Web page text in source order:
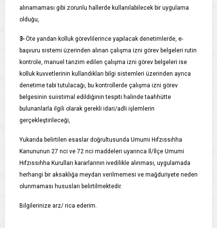
alınamaması gibi zorunlu hallerde kullanılabilecek bir uygulama
olduğu,
3-Öte yandan kolluk görevlilerince yapılacak denetimlerde, e­-
başvuru sistemi üzerinden alınan çalışma izni görev belgeleri rutin
kontrole, manuel tanzim edilen çalışma izni görev belgeleri ise
kolluk kuvvetlerinin kullandıkları bilgi sistemleri üzerinden ayrıca
denetime tabi tutulacağı, bu kontrollerde çalışma izni görev
belgesinin suiistimal edildiğinin tespiti halinde taahhütte
bulunanlarla ilgili olarak gerekli idari/adli işlemlerin
gerçekleştirileceği,
Yukarıda belirtilen esaslar doğrultusunda Umumi Hıfzıssıhha
Kanununun 27 nci ve 72 nci maddeleri uyarınca İl/İlçe Umumi
Hıfzıssıhha Kurulları kararlarının ivedilikle alınması, uygulamada
herhangi bir aksaklığa meydan verilmemesi ve mağduriyete neden
olunmaması hususları belirtilmektedir.
Bilgilerinize arz/ rica ederim.